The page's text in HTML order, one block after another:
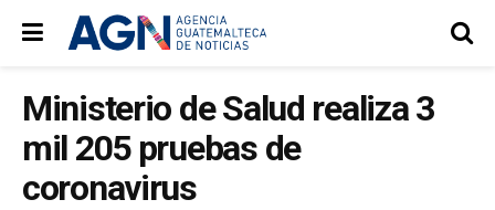
Ministerio de Salud realiza 3
mil 205 pruebas de
coronavirus